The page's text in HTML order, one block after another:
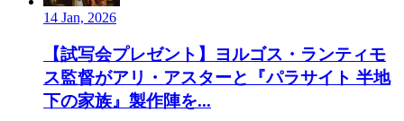
14 Jan, 2026
【試写会プレゼント】ヨルゴス・ランティモ
ス監督がアリ・アスターと『パラサイト 半地
下の家族』製作陣を...